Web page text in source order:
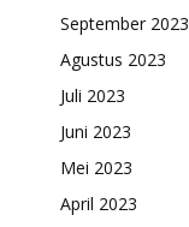
September 2023
Agustus 2023
Juli 2023
Juni 2023
Mei 2023
April 2023